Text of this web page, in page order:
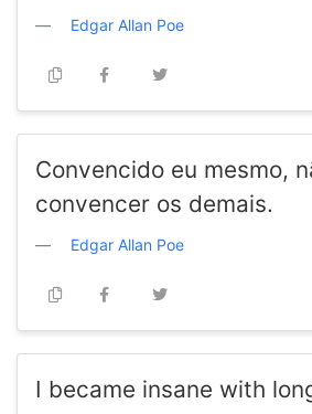
Edgar Allan Poe
Convencido eu mesmo,
convencer os demais.
Edgar Allan Poe
I became insane with